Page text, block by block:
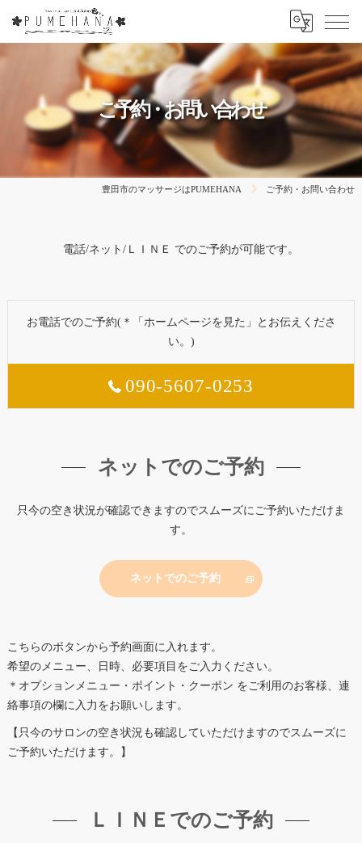
ご予約・お問い合わせ
豊田市のマッサージはPUMEHANA ご予約・お問い合わせ
電話/ネット/ＬＩＮＥ でのご予約が可能です。
お電話でのご予約(＊「ホームページを見た」とお伝えくださ
い。)
090-5607-0253
ネットでのご予約
只今の空き状況が確認できますのでスムーズにご予約いただけま
す。
ネットでのご予約
こちらのボタンから予約画面に入れます。
希望のメニュー、日時、必要項目をご入力ください。
＊オプションメニュー・ポイント・クーポン をご利用のお客様、連
絡事項の欄に入力をお願いします。
【只今のサロンの空き状況も確認していただけますのでスムーズに
ご予約いただけます。】
ＬＩＮＥでのご予約